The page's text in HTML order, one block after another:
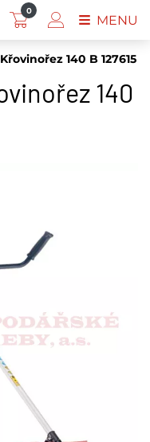
140 B 127615
140
0
MENU